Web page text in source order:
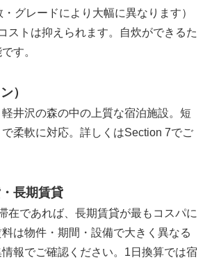
グレードにより大幅に異なります）
ストは抑えられます。自炊ができるた
す。
）
井沢の森の中の上質な宿泊施設。短
柔軟に対応。詳しくはSection 7でご
長期賃貸
在であれば、長期賃貸が最もコスパに
は物件・期間・設備で大きく異なる
報でご確認ください。1日換算では宿